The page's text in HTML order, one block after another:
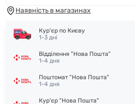
Наявність в магазинах
Кур'єр по Києву
1-3 дні
Відділення "Нова Пошта"
1-4 дня
Поштомат "Нова Пошта"
1-4 дня
Кур'єр "Нова Пошта"